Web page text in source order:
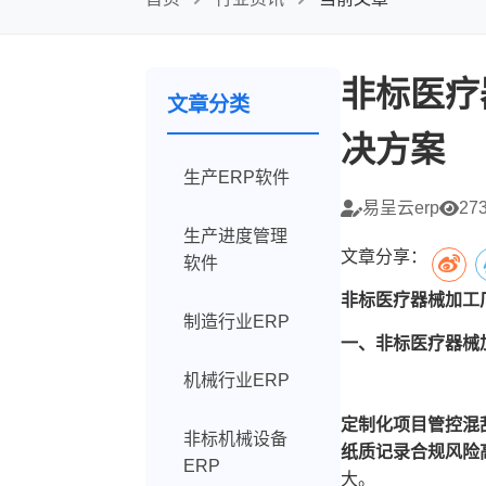
文章分类
生产ERP软件
生产进度管理
软件
制造行业ERP
机械行业ERP
非标机械设备
ERP
非标医
决方案
易呈云erp
文章分享：
非标医疗器械加
一、非标医疗器
定制化项目管控混
纸质记录合规风险
大。